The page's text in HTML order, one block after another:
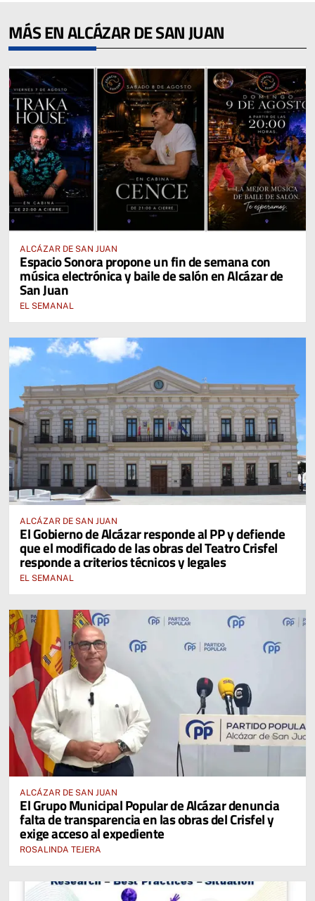
MÁS EN ALCÁZAR DE SAN JUAN
ALCÁZAR DE SAN JUAN
Espacio Sonora propone un fin de semana con
música electrónica y baile de salón en Alcázar de
San Juan
EL SEMANAL
ALCÁZAR DE SAN JUAN
El Gobierno de Alcázar responde al PP y defiende
que el modificado de las obras del Teatro Crisfel
responde a criterios técnicos y legales
EL SEMANAL
ALCÁZAR DE SAN JUAN
El Grupo Municipal Popular de Alcázar denuncia
falta de transparencia en las obras del Crisfel y
exige acceso al expediente
ROSALINDA TEJERA